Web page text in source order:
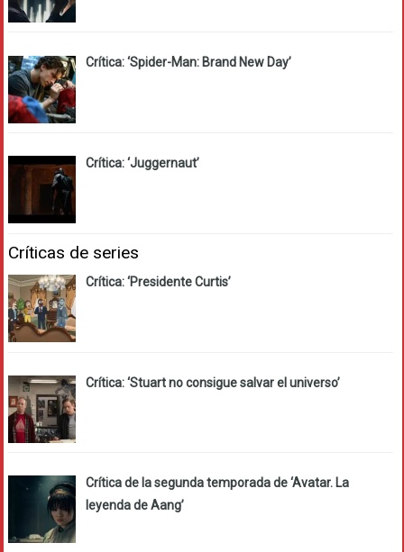
Crítica: ‘Spider-Man: Brand New Day’
Crítica: ‘Juggernaut’
Críticas de series
Crítica: ‘Presidente Curtis’
Crítica: ‘Stuart no consigue salvar el universo’
Crítica de la segunda temporada de ‘Avatar. La
leyenda de Aang’